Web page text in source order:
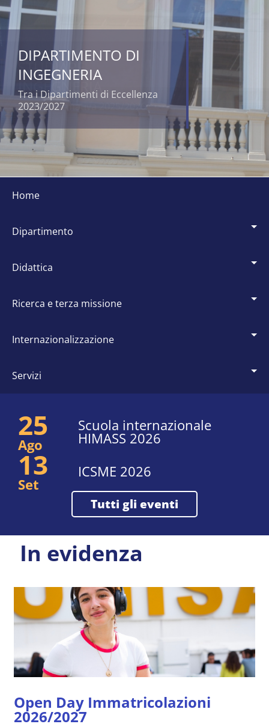
DIPARTIMENTO DI
INGEGNERIA
Tra i Dipartimenti di Eccellenza
2023/2027
dipartimentali
home
dipartimento
didattica
ricerca e terza missione
internazionalizzazione
servizi
25
Ago
Scuola internazionale
HIMASS 2026
13
Set
ICSME 2026
tutti gli eventi
In evidenza
Open Day Immatricolazioni
2026/2027